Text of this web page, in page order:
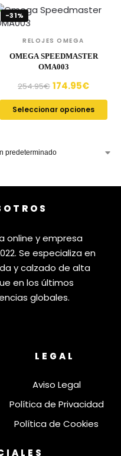
-31%
RELOJES OMEGA
OMEGA SPEEDMASTER
OMA003
254.95€ 174.95€
Seleccionar opciones
online y empresa
Se especializa en
y calzado de alta
en los últimos
globales.
LEGAL
Aviso Legal
Política de Privacidad
Política de Cookies